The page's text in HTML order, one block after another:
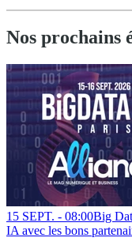
Nos prochains
15 SEPT. - 08:00Big
IA avec les bons